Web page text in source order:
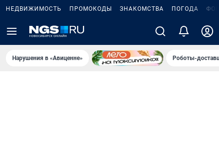
НЕДВИЖИМОСТЬ ПРОМОКОДЫ ЗНАКОМСТВА ПОГОДА
Нарушения в «Авиценне» Роботы-